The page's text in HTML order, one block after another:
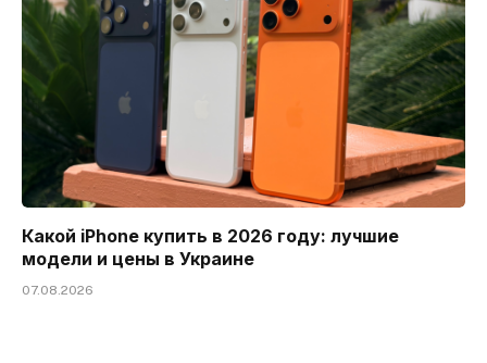
Какой iPhone купить в 2026 году: лучшие
модели и цены в Украине
07.08.2026